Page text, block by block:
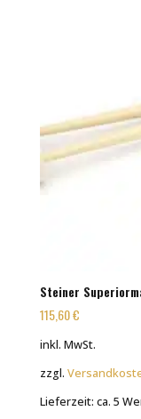
Steiner
115,60€
inkl. MwSt.
zzgl.
Lieferzeit: ca. 5